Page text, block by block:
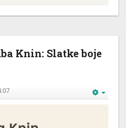
Knin: Slatke boje